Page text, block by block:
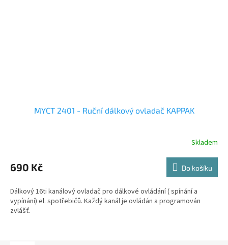
MYCT 2401 - Ruční dálkový ovladač KAPPAK
Skladem
690 Kč Do košíku
Dálkový 16ti kanálový ovladač pro dálkové ovládání ( spínání a
vypínání) el. spotřebičů. Každý kanál je ovládán a programován
zvlášť.